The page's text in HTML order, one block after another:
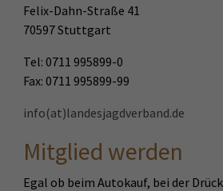
Felix-Dahn-Straße 41
70597 Stuttgart
Tel: 0711 995899-0
Fax: 0711 995899-99
info(at)landesjagdverband.de
Mitglied werden
Egal ob beim Autokauf, bei der